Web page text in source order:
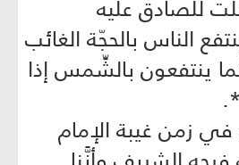
للصادق عليه
الناس بالحجّة الغائب
ينتفعون بالشِّمس إذا
زمن غيبة الإمام